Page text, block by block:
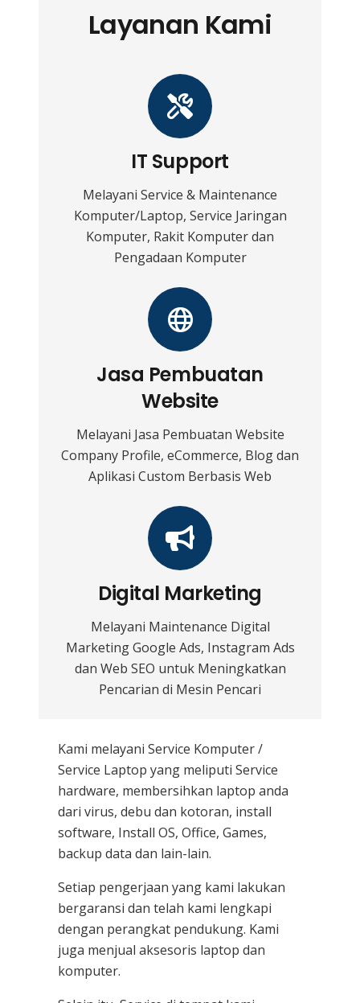
Layanan Kami
IT Support
Melayani Service & Maintenance
Komputer/Laptop, Service Jaringan
Komputer, Rakit Komputer dan
Pengadaan Komputer
Jasa Pembuatan
Website
Melayani Jasa Pembuatan Website
Company Profile, eCommerce, Blog dan
Aplikasi Custom Berbasis Web
Digital Marketing
Melayani Maintenance Digital
Marketing Google Ads, Instagram Ads
dan Web SEO untuk Meningkatkan
Pencarian di Mesin Pencari
Kami melayani Service Komputer /
Service Laptop yang meliputi Service
hardware, membersihkan laptop anda
dari virus, debu dan kotoran, install
software, Install OS, Office, Games,
backup data dan lain-lain.
Setiap pengerjaan yang kami lakukan
bergaransi dan telah kami lengkapi
dengan perangkat pendukung. Kami
juga menjual aksesoris laptop dan
komputer.